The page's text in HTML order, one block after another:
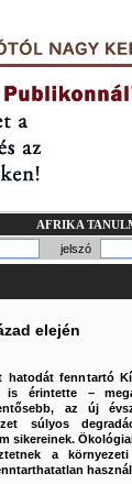
AFRIKA
jelszó
elején
hatodát fenntartó
is érintette –
az új
súlyos
sikereinek.
a